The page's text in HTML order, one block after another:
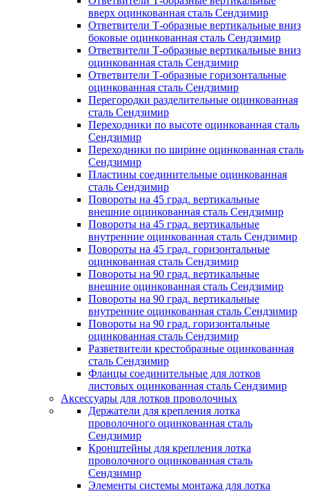
вверх оцинкованная сталь Сендзимир
Ответвители Т-образные вертикальные вниз
боковые оцинкованная сталь Сендзимир
Ответвители Т-образные вертикальные вниз
оцинкованная сталь Сендзимир
Ответвители Т-образные горизонтальные
оцинкованная сталь Сендзимир
Перегородки разделительные оцинкованная
сталь Сендзимир
Переходники по высоте оцинкованная сталь
Сендзимир
Переходники по ширине оцинкованная сталь
Сендзимир
Пластины соединительные оцинкованная
сталь Сендзимир
Повороты на 45 град. вертикальные
внешние оцинкованная сталь Сендзимир
Повороты на 45 град. вертикальные
внутренние оцинкованная сталь Сендзимир
Повороты на 45 град. горизонтальные
оцинкованная сталь Сендзимир
Повороты на 90 град. вертикальные
внешние оцинкованная сталь Сендзимир
Повороты на 90 град. вертикальные
внутренние оцинкованная сталь Сендзимир
Повороты на 90 град. горизонтальные
оцинкованная сталь Сендзимир
Разветвители крестобразные оцинкованная
сталь Сендзимир
Фланцы соединительные для лотков
листовых оцинкованная сталь Сендзимир
Аксессуары для лотков проволочных
Держатели для крепления лотка
проволочного оцинкованная сталь
Сендзимир
Кронштейны для крепления лотка
проволочного оцинкованная сталь
Сендзимир
Элементы системы монтажа для лотка